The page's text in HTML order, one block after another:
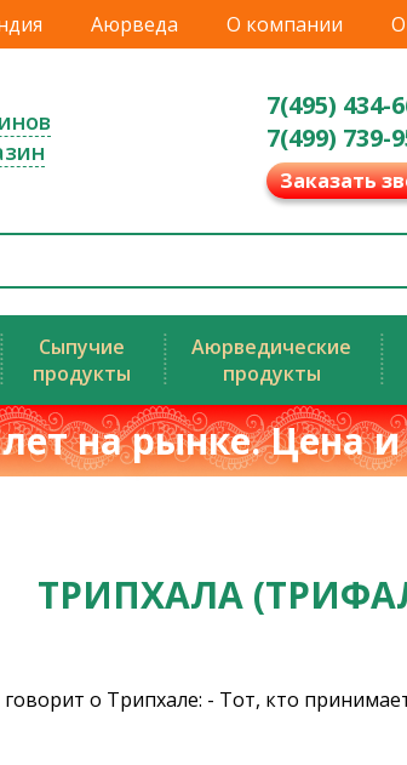
Аюрведа О компании
7(495) 434-
7(499) 739-
Заказать
Сыпучие
продукты
Аюрведические
продукты
на рынке. Цена
ТРИПХАЛА
о Трипхале: - Тот, кто